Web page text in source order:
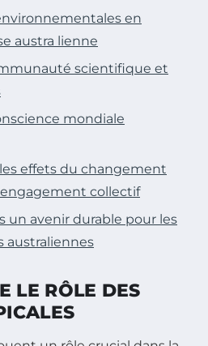
en
austra lienne
scientifique et
mondiale
effets du changement
collectif
un avenir durable pour les
australiennes
LE RÔLE DES